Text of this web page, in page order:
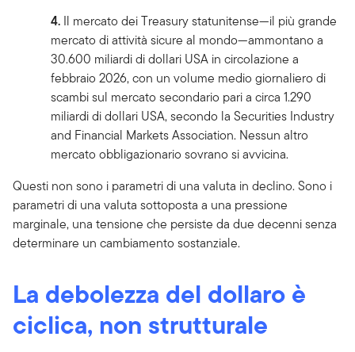
4. Il mercato dei Treasury statunitense—il più grande
mercato di attività sicure al mondo—ammontano a
30.600 miliardi di dollari USA in circolazione a
febbraio 2026, con un volume medio giornaliero di
scambi sul mercato secondario pari a circa 1.290
miliardi di dollari USA, secondo la Securities Industry
and Financial Markets Association. Nessun altro
mercato obbligazionario sovrano si avvicina.
Questi non sono i parametri di una valuta in declino. Sono i
parametri di una valuta sottoposta a una pressione
marginale, una tensione che persiste da due decenni senza
determinare un cambiamento sostanziale.
La debolezza del dollaro è
ciclica, non strutturale